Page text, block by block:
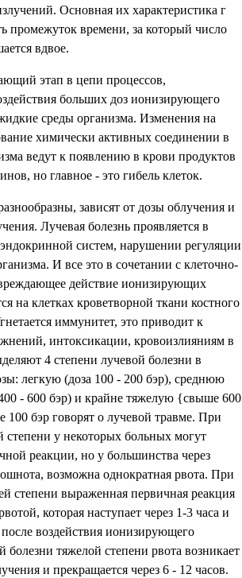
Основная их характеристика г
промежуток времени, за который число
вдвое.
этап в цепи процессов,
больших доз ионизирующего
среды организма. Изменения на
химически активных соединении в
ведут к появлению в крови продуктов
но главное - это гибель клеток.
зависят от дозы облучения и
Лучевая болезнь проявляется в
систем, нарушении регуляции
И все это в сочетании с клеточно-
действие ионизирующих
на клетках кроветворной ткани костного
иммунитет, это приводит к
интоксикации, кровоизлияниям в
4 степени лучевой болезни в
легкую (доза 100 - 200 бэр), среднюю
- 600 бэр) и крайне тяжелую {свыше 600
100 бэр говорят о лучевой травме. При
степени у некоторых больных могут
реакции, но у большинства через
возможна однократная рвота. При
степени выраженная первичная реакция
которая наступает через 1-3 часа и
воздействия ионизирующего
тяжелой степени рвота возникает
и прекращается через 6 - 12 часов.